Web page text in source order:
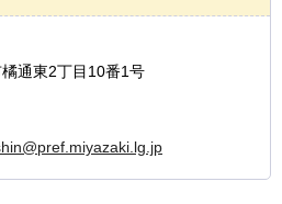
通東2丁目10番1号